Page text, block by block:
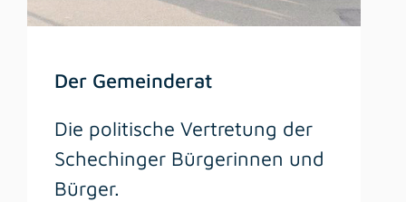
Der Gemeinderat
Die politische Vertretung der
Schechinger Bürgerinnen und
Bürger.